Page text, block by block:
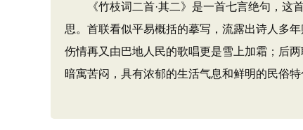
《竹枝词二首·其二》是一首七言绝句，这
思。首联看似平易概括的摹写，流露出诗人多
伤情再又由巴地人民的歌唱更是雪上加霜；后
暗寓苦闷，具有浓郁的生活气息和鲜明的民俗特